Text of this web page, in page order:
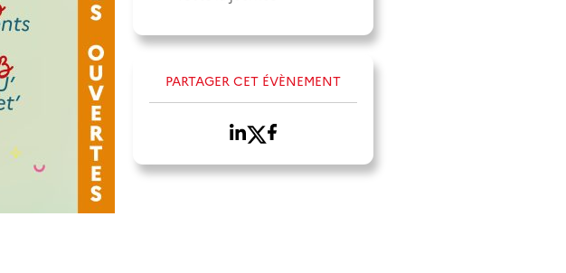
PARTAGER CET ÉVÈNEMENT